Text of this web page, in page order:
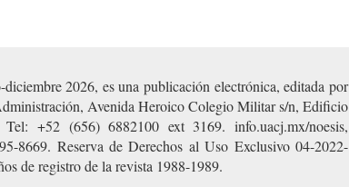
2026, es una publicación electrónica, editada por
Avenida Heroico Colegio Militar s/n, Edificio
+52 (656) 6882100 ext 3169. info.uacj.mx/noesis,
8669. Reserva de Derechos al Uso Exclusivo 04-2022-
de registro de la revista 1988-1989.